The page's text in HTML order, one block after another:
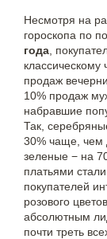
Несмотря на
гороскопа по
года ,
продаж
10% продаж
набравшие
Так,
30% чаще, чем
зеленые − на
платьями стали
покупателей
розового
абсолютным
почти треть